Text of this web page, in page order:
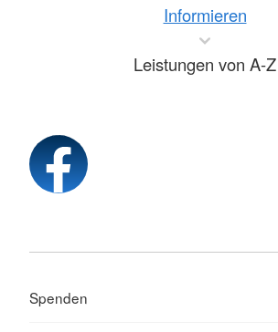
Informieren
Leistungen von A-Z
Spenden